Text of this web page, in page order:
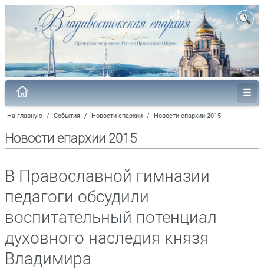
На главную / События / Новости епархии / Новости епархии 2015
Новости епархии 2015
В Православной гимназии
педагоги обсудили
воспитательный потенциал
духовного наследия князя
Владимира